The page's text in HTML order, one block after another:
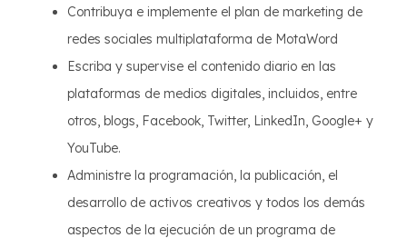
Contribuya e implemente el plan de marketing de
redes sociales multiplataforma de MotaWord
Escriba y supervise el contenido diario en las
plataformas de medios digitales, incluidos, entre
otros, blogs, Facebook, Twitter, LinkedIn, Google+ y
YouTube.
Administre la programación, la publicación, el
desarrollo de activos creativos y todos los demás
aspectos de la ejecución de un programa de